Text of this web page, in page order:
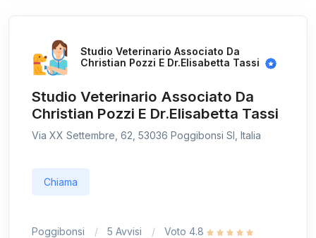
Studio Veterinario Associato Da
Christian Pozzi E Dr.Elisabetta Tassi
Studio Veterinario Associato Da
Christian Pozzi E Dr.Elisabetta Tassi
Via XX Settembre, 62, 53036 Poggibonsi SI, Italia
Chiama
Poggibonsi 5 Avvisi Voto 4.8